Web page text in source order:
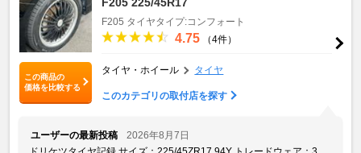
この商品の
価格を比較する
F205 タイヤタイプ:コンフォート
4.75 （4件）
タイヤ・ホイール タイヤ
このカテゴリの取付店を探す
ユーザーの最新投稿
2026年8月7日